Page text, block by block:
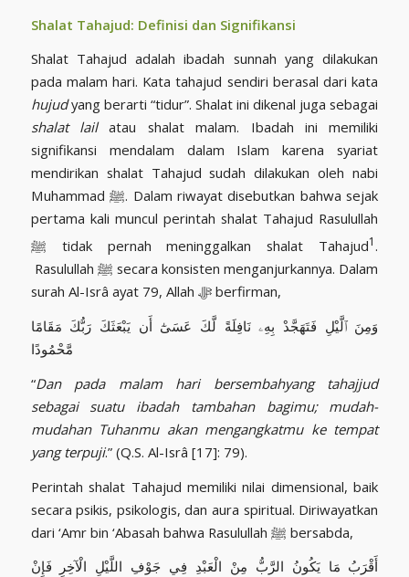
Shalat Tahajud: Definisi dan Signifikansi
Shalat Tahajud adalah ibadah sunnah yang dilakukan
pada malam hari. Kata tahajud sendiri berasal dari kata
hujudyang berarti “tidur”. Shalat ini dikenal juga sebagai
shalat lailatau shalat malam. Ibadah ini memiliki
signifikansi mendalam dalam Islam karena syariat
mendirikan shalat Tahajud sudah dilakukan oleh nabi
Muhammad ﷺ. Dalam riwayat disebutkan bahwa sejak
pertama kali muncul perintah shalat Tahajud Rasulullah
ﷺ tidak pernah meninggalkan shalat Tahajud1.
Rasulullah ﷺ secara konsisten menganjurkannya. Dalam
surah Al-Isrâ ayat 79, Allah ﷻ berfirman,
وَمِنَ ٱلَّيْلِ فَتَهَجَّدْ بِهِۦ نَافِلَةً لَّكَ عَسَىٰٓ أَن يَبْعَثَكَ رَبُّكَ مَقَامًا
مَّحْمُودًا
“Dan pada malam hari bersembahyang tahajjud
sebagai suatu ibadah tambahan bagimu; mudah-
mudahan Tuhanmu akan mengangkatmu ke tempat
yang terpuji.” (Q.S. Al-Isrâ [17]: 79).
Perintah shalat Tahajud memiliki nilai dimensional, baik
secara psikis, psikologis, dan aura spiritual. Diriwayatkan
dari ‘Amr bin ‘Abasah bahwa Rasulullah ﷺ bersabda,
أَقْرَبُ مَا يَكُونُ الرَّبُّ مِنْ الْعَبْدِ فِي جَوْفِ اللَّيْلِ الْآخِرِ فَإِنْ